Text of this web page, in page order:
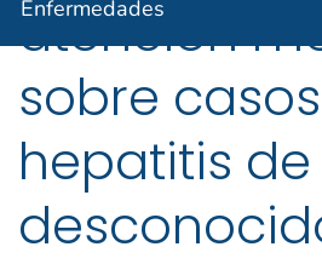
Enfermedades
atención
sobre
hepatitis